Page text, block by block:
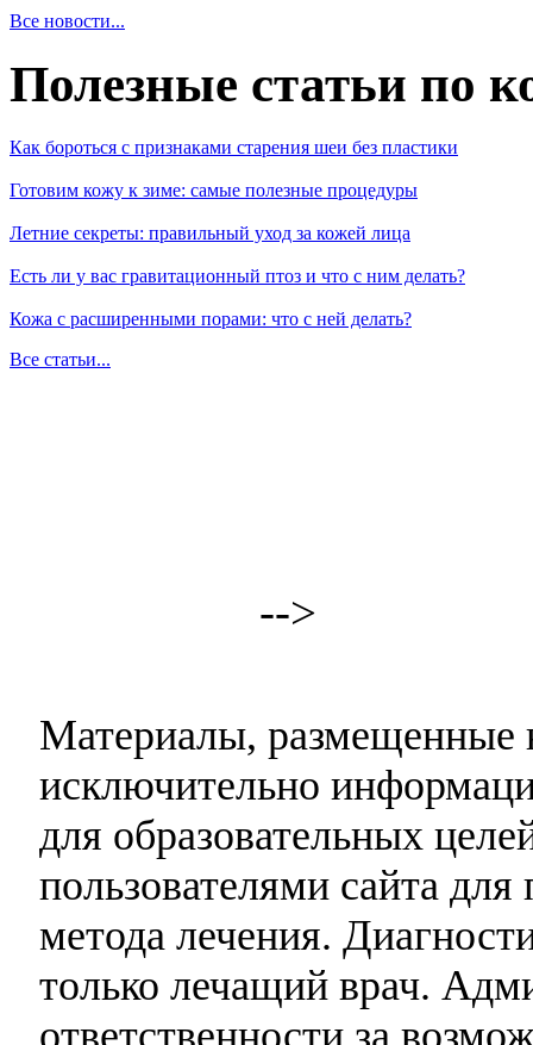
Все новости...
Полезные статьи по
Как бороться с признаками старения шеи без пластики
Готовим кожу к зиме: самые полезные процедуры
Летние секреты: правильный уход за кожей лица
Есть ли у вас гравитационный птоз и что с ним делать?
Кожа с расширенными порами: что с ней делать?
Все статьи...
-->
Материалы, размещенные
исключительно
для образовательных
пользователями сайта
метода лечения.
только лечащий врач.